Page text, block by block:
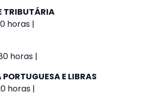
TRIBUTÁRIA
horas |
horas |
E LIBRAS
horas |